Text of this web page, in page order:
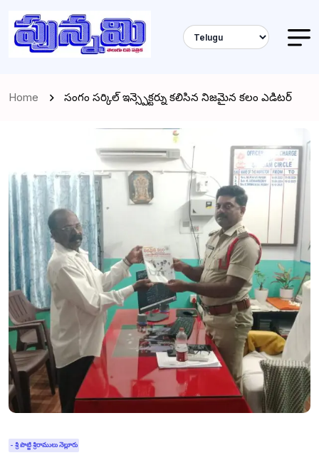
Home సంగం సర్కిల్ ఇన్స్పెక్టర్ను కలిసిన నిజమైన కలం ఎడిటర్
- శ్రీ పొట్టి శ్రీరాములు నెల్లూరు